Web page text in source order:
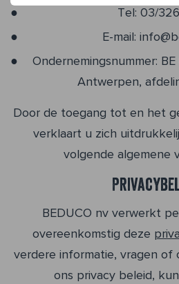
Tel: 03/
E-mail:
Ondernemingsnummer:
Antwerpen,
Door de toegang tot en het
verklaart u zich
volgende algemene
BEDUCO nv verwerkt
overeenkomstig deze
verdere informatie, vragen
ons privacy beleid,